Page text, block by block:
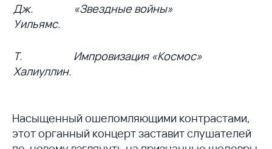
Дж.
Уильямс.
«Звездные войны»
Т.
Халиуллин.
Импровизация «Космос»
Насыщенный ошеломляющими контрастами,
этот органный концерт заставит слушателей